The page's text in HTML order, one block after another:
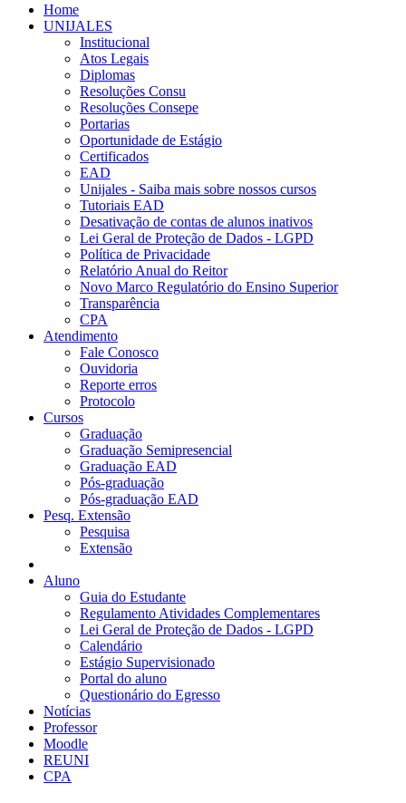
Home
UNIJALES
Institucional
Atos Legais
Diplomas
Resoluções Consu
Resoluções Consepe
Portarias
Oportunidade de Estágio
Certificados
EAD
Unijales - Saiba mais sobre nossos cursos
Tutoriais EAD
Desativação de contas de alunos inativos
Lei Geral de Proteção de Dados - LGPD
Política de Privacidade
Relatório Anual do Reitor
Novo Marco Regulatório do Ensino Superior
Transparência
CPA
Atendimento
Fale Conosco
Ouvidoria
Reporte erros
Protocolo
Cursos
Graduação
Graduação Semipresencial
Graduação EAD
Pós-graduação
Pós-graduação EAD
Pesq. Extensão
Pesquisa
Extensão
Aluno
Guia do Estudante
Regulamento Atividades Complementares
Lei Geral de Proteção de Dados - LGPD
Calendário
Estágio Supervisionado
Portal do aluno
Questionário do Egresso
Notícias
Professor
Moodle
REUNI
CPA